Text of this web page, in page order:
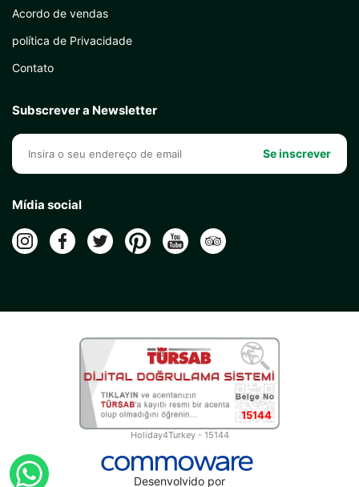
Acordo de vendas
política de Privacidade
Contato
Subscrever a Newsletter
Se inscrever
Mídia social
15144
Holiday4Turkey - 15144
Desenvolvido por